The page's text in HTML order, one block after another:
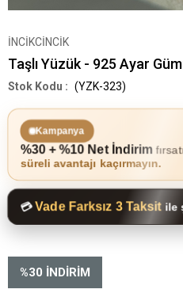
İNCİKCİNCİK
Taşlı Yüzük - 925 Ayar
(YZK-323)
Kampanya
%30 + %10 Net İndirim
süreli avantajı kaçırmayın.
💳Vade Farksız 3 Taksitile
%30 İNDIRIM